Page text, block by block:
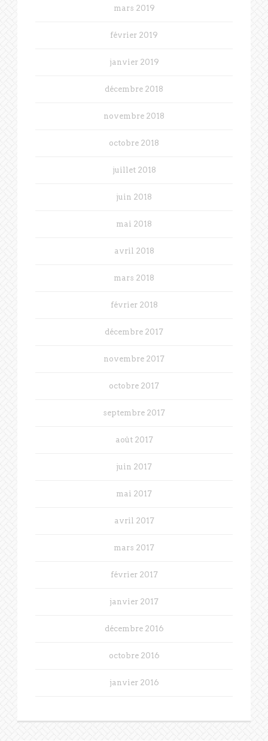
mars 2019
février 2019
janvier 2019
décembre 2018
novembre 2018
octobre 2018
juillet 2018
juin 2018
mai 2018
avril 2018
mars 2018
février 2018
décembre 2017
novembre 2017
octobre 2017
septembre 2017
août 2017
juin 2017
mai 2017
avril 2017
mars 2017
février 2017
janvier 2017
décembre 2016
octobre 2016
janvier 2016